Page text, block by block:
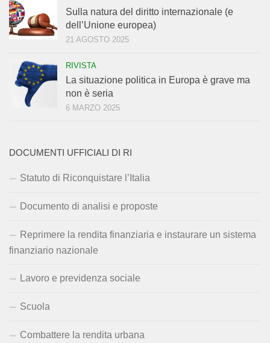
Sulla natura del diritto internazionale (e
dell’Unione europea)
21 AGOSTO 2025
RIVISTA
La situazione politica in Europa è grave ma
non è seria
6 MARZO 2025
DOCUMENTI UFFICIALI DI RI
Statuto di Riconquistare l’Italia
Documento di analisi e proposte
Reprimere la rendita finanziaria e instaurare un sistema
finanziario nazionale
Lavoro e previdenza sociale
Scuola
Combattere la rendita urbana